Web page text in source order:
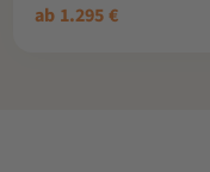
ab 1.295 €